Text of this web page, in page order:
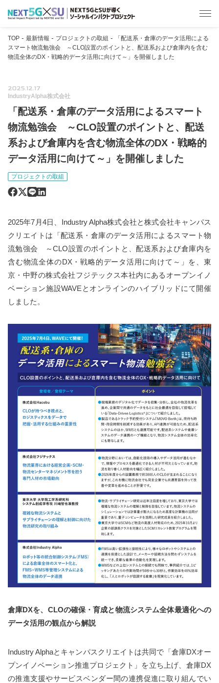
content
TOP - 最新情報 - プロジェクトの取組 -
「配送系・倉庫のデータ活用による
スマート物流勉強会 ～CLO設置のポイントと、配送系および倉庫内を含む
物流全体のDX・戦略的データ活用に向けて～」を開催しました
2025.12.17
IndustryAlpha株式会社
「配送系・倉庫のデータ活用によるスマート
物流勉強会 ～CLO設置のポイントと、配送
系および倉庫内を含む物流全体のDX・戦略的
データ活用に向けて～」を開催しました
プロジェクトの取組
2025年7月4日、Industry Alpha株式会社と株式会社キャンパス
クリエイトは「配送系・倉庫のデータ活用によるスマート物
流勉強会 ～CLO設置のポイントと、配送系および倉庫内を
含む物流全体のDX・戦略的データ活用に向けて～」を、東
京・中野の株式会社フジテックス本社内にあるオープンイノ
ベーション施設WAVEとオンラインのハイブリッドにて開催
しました。
倉庫DXを、CLOの確保・育成と物流システム全体最適化への
データ活用の観点から解説
Industry Alphaとキャンパスクリエイトは共同で「倉庫DXオー
プンイノベーション推進プロジェクト」を立ち上げ、倉庫DX
の推進支援やサービスベンダー間の連携促進に取り組んでい